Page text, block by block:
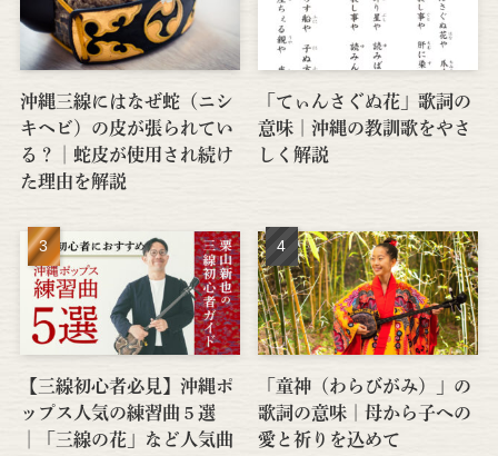
沖縄三線にはなぜ蛇（ニシ
キヘビ）の皮が張られてい
る？│蛇皮が使用され続け
た理由を解説
「てぃんさぐぬ花」歌詞の
意味｜沖縄の教訓歌をやさ
しく解説
【三線初心者必見】沖縄ポ
ップス人気の練習曲５選
│「三線の花」など人気曲
「童神（わらびがみ）」の
歌詞の意味｜母から子への
愛と祈りを込めて